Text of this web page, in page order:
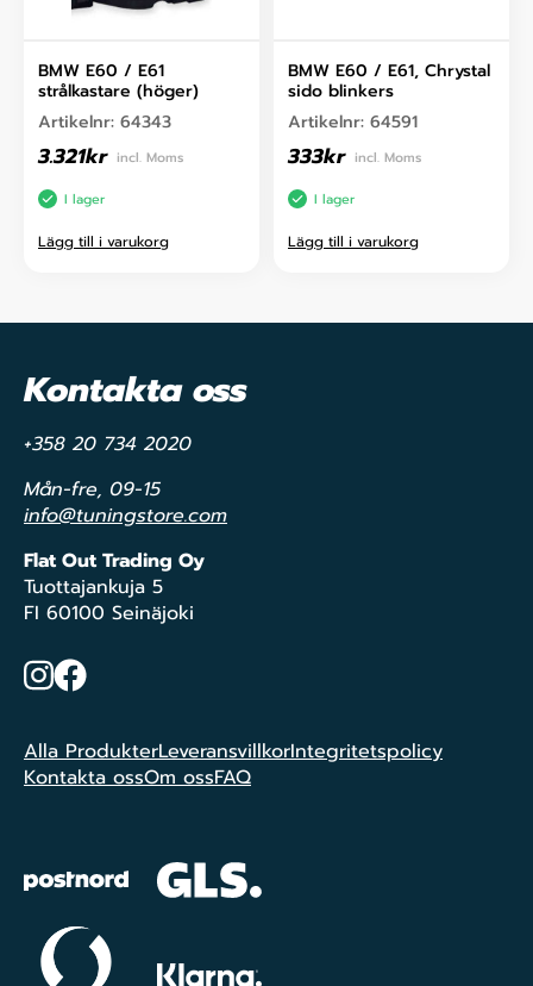
BMW E60 / E61
strålkastare (höger)
Artikelnr: 64343
3.321kr incl. Moms
I lager
Lägg till i varukorg
BMW E60 / E61, Chrystal
sido blinkers
Artikelnr: 64591
333kr incl. Moms
I lager
Lägg till i varukorg
Kontakta oss
+358 20 734 2020
Mån-fre, 09-15
info@tuningstore.com
Flat Out Trading Oy
Tuottajankuja 5
FI 60100 Seinäjoki
Instagram
Facebook
Alla ProdukterLeveransvillkorIntegritetspolicy
Kontakta ossOm ossFAQ